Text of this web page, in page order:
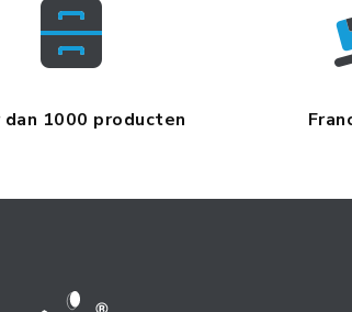
dan 1000 producten